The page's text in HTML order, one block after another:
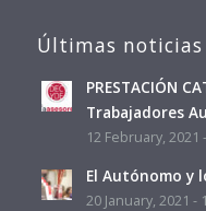
Últimas noticias
PRESTACIÓN
Trabajadores
12 February, 2021
El Autónomo y
20 January, 2021 -